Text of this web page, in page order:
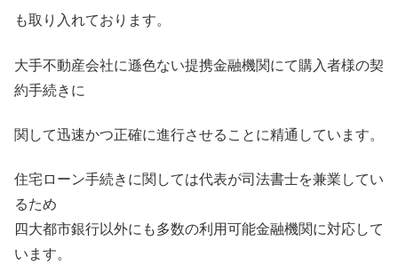
も取り入れております。
大手不動産会社に遜色ない提携金融機関にて購入者様の契
約手続きに
関して迅速かつ正確に進行させることに精通しています。
住宅ローン手続きに関しては代表が司法書士を兼業してい
るため
四大都市銀行以外にも多数の利用可能金融機関に対応して
います。